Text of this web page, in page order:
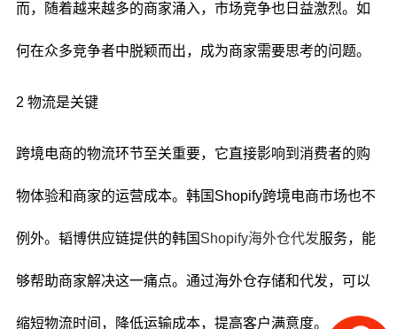
而，随着越来越多的商家涌入，市场竞争也日益激烈。如
何在众多竞争者中脱颖而出，成为商家需要思考的问题。
2 物流是关键
跨境电商的物流环节至关重要，它直接影响到消费者的购
物体验和商家的运营成本。韩国Shopify跨境电商市场也不
例外。韬博供应链提供的韩国 Shopify海外仓代发服务，能
够帮助商家解决这一痛点。通过海外仓存储和代发，可以
缩短物流时间，降低运输成本，提高客户满意度。